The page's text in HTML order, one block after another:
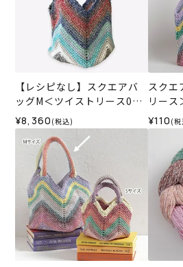
【レシピなし】スクエアバ
ッグM＜ツイストリース010
4＞（編み物 材料セット）
¥8,360 (税込)
スクエ
リース
¥110 (税